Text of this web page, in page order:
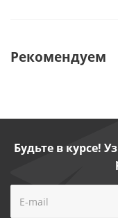
Рекомендуем
Будьте в курсе!